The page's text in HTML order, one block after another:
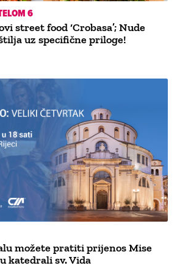
6
street food ‘Crobasa’; Nude
uz specifične priloge!
možete pratiti prijenos Mise
katedrali sv. Vida